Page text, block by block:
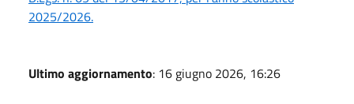
2025/2026.
Ultimo aggiornamento: 16 giugno 2026, 16:26